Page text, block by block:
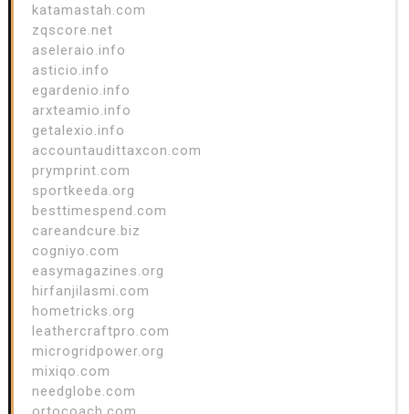
katamastah.com
zqscore.net
aseleraio.info
asticio.info
egardenio.info
arxteamio.info
getalexio.info
accountaudittaxcon.com
prymprint.com
sportkeeda.org
besttimespend.com
careandcure.biz
cogniyo.com
easymagazines.org
hirfanjilasmi.com
hometricks.org
leathercraftpro.com
microgridpower.org
mixiqo.com
needglobe.com